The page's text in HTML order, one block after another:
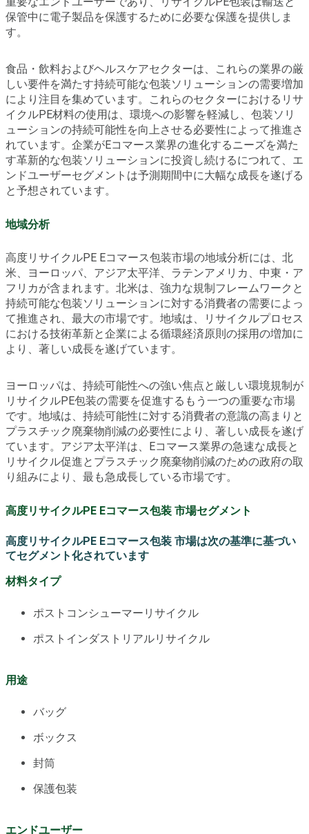
保管中に電子製品を保護するために必要な保護を提供しま
す。
食品・飲料およびヘルスケアセクターは、これらの業界の厳
しい要件を満たす持続可能な包装ソリューションの需要増加
により注目を集めています。これらのセクターにおけるリサ
イクルPE材料の使用は、環境への影響を軽減し、包装ソリ
ューションの持続可能性を向上させる必要性によって推進さ
れています。企業がEコマース業界の進化するニーズを満た
す革新的な包装ソリューションに投資し続けるにつれて、エ
ンドユーザーセグメントは予測期間中に大幅な成長を遂げる
と予想されています。
地域分析
高度リサイクルPE Eコマース包装市場の地域分析には、北
米、ヨーロッパ、アジア太平洋、ラテンアメリカ、中東・ア
フリカが含まれます。北米は、強力な規制フレームワークと
持続可能な包装ソリューションに対する消費者の需要によっ
て推進され、最大の市場です。地域は、リサイクルプロセス
における技術革新と企業による循環経済原則の採用の増加に
より、著しい成長を遂げています。
ヨーロッパは、持続可能性への強い焦点と厳しい環境規制が
リサイクルPE包装の需要を促進するもう一つの重要な市場
です。地域は、持続可能性に対する消費者の意識の高まりと
プラスチック廃棄物削減の必要性により、著しい成長を遂げ
ています。アジア太平洋は、Eコマース業界の急速な成長と
リサイクル促進とプラスチック廃棄物削減のための政府の取
り組みにより、最も急成長している市場です。
高度リサイクルPE Eコマース包装 市場セグメント
高度リサイクルPE Eコマース包装 市場は次の基準に基づい
てセグメント化されています
材料タイプ
ポストコンシューマーリサイクル
ポストインダストリアルリサイクル
用途
バッグ
ボックス
封筒
保護包装
エンドユーザー